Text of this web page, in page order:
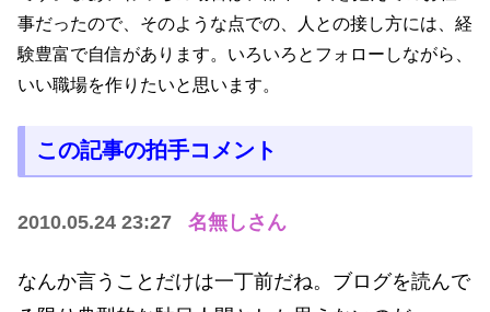
事だったので、そのような点での、人との接し方には、経
験豊富で自信があります。いろいろとフォローしながら、
いい職場を作りたいと思います。
この記事の拍手コメント
2010.05.24 23:27 名無しさん
なんか言うことだけは一丁前だね。ブログを読んで